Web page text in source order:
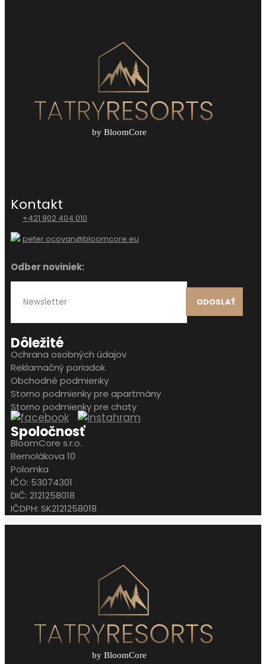
Kontakt
+421 902 404 010
peter.ocovan@bloomcore.eu
Odber noviniek:
ODOSLAŤ
Dôležité
Ochrana osobných údajov
Reklamačný poriadok
Obchodné podmienky
Storno podmienky pre apartmány
Storno podmienky pre chaty
Spoločnosť
BloomCore s.r.o.
Bernolákova 10
Polomka
IČO: 53074301
DIČ: 2121258018
IČDPH: SK2121258018